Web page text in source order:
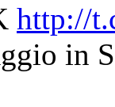
http://
in